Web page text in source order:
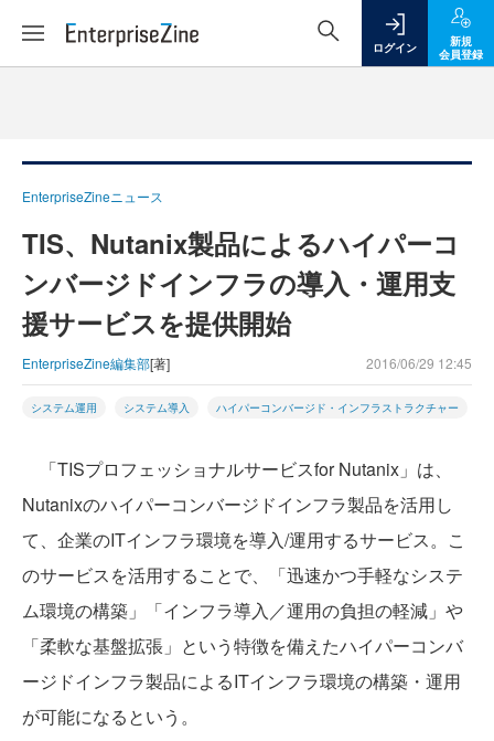
ログイン
新規
会員登録
EnterpriseZineニュース
TIS、Nutanix製品によるハイパーコ
ンバージドインフラの導入・運用支
援サービスを提供開始
EnterpriseZine編集部[著] 2016/06/29 12:45
システム運用 システム導入 ハイパーコンバージド・インフラストラクチャー
「TISプロフェッショナルサービスfor Nutanix」は、
Nutanixのハイパーコンバージドインフラ製品を活用し
て、企業のITインフラ環境を導入/運用するサービス。こ
のサービスを活用することで、「迅速かつ手軽なシステ
ム環境の構築」「インフラ導入／運用の負担の軽減」や
「柔軟な基盤拡張」という特徴を備えたハイパーコンバ
ージドインフラ製品によるITインフラ環境の構築・運用
が可能になるという。